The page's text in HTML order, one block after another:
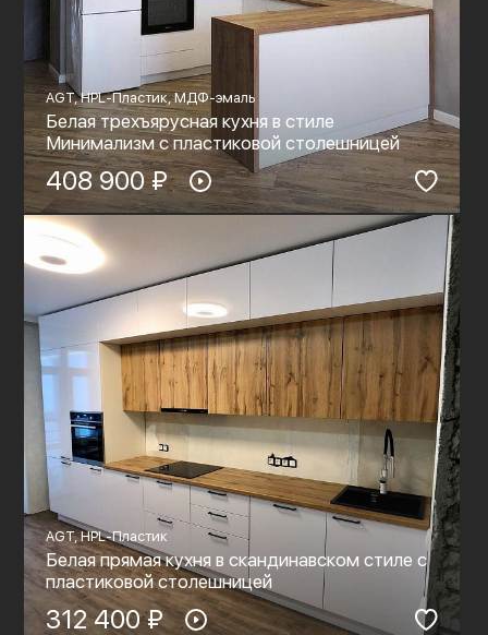
AGT, HPL-Пластик, МДФ-эмаль
Белая трехъярусная кухня в стиле
Минимализм с пластиковой столешницей
408 900 ₽
AGT, HPL-Пластик
Белая прямая кухня в скандинавском стиле с
пластиковой столешницей
312 400 ₽